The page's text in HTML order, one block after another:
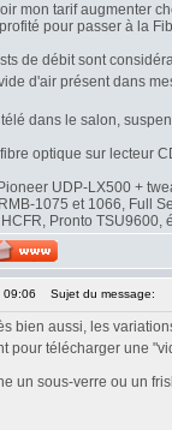
mon tarif augmenter
pour passer à la
de débit sont
d'air présent dans
dans le salon,
optique sur lecteur
UDP-LX500 +
1075 et 1066, Full
Pronto TSU9600,
09:06 Sujet du message:
bien aussi, les
pour télécharger une
un sous-verre ou un